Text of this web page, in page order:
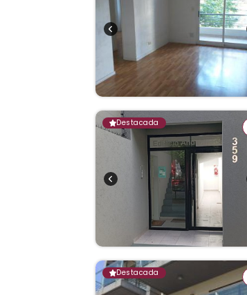
Destacada
Destacada